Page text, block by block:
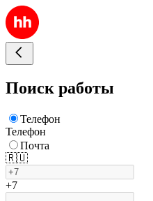
Поиск работы
Телефон
Телефон
Почта
🇷🇺
+7